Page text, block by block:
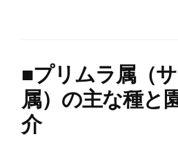
■プリムラ属（
属）の主な種と
介